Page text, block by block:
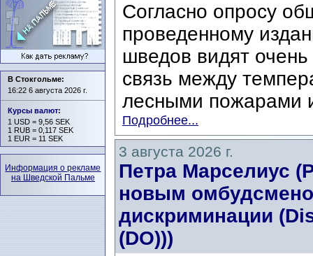
Согласно опросу
проведенному
шведов видят
связь между
лесными пожарами
Подробнее...
3 августа 2026 г.
Петра Марселиус
новым
дискриминации
(DO)))
В Стокгольме:
16:22 6 августа 2026 г.
Курсы валют:
1 USD = 9,56 SEK
1 RUB = 0,117 SEK
1 EUR = 11 SEK
Информация о рекламе
на Шведской Пальме